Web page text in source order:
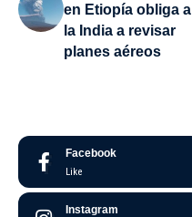
en Etiopía obliga a
la India a revisar
planes aéreos
Facebook
Like
Instagram